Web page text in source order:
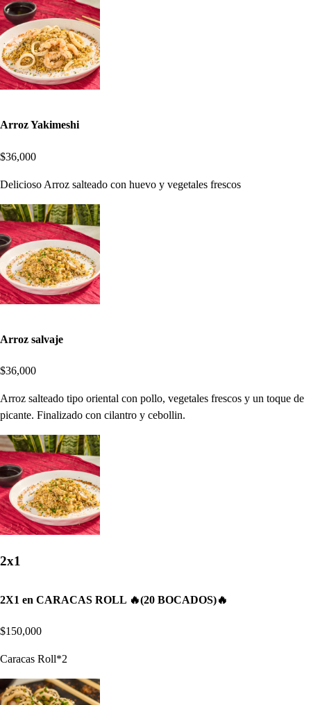
Arroz Yakimeshi
$36,000
Delicioso Arroz salteado con huevo y vegetales frescos
Arroz salvaje
$36,000
Arroz salteado tipo oriental con pollo, vegetales frescos y un toque de
picante. Finalizado con cilantro y cebollin.
2x1
2X1 en CARACAS ROLL 🔥(20 BOCADOS)🔥
$150,000
Caracas Roll*2